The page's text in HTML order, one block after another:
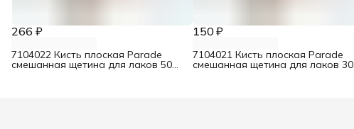
266 ₽
7104022 Кисть плоская Parade
смешанная щетина для лаков 50
150 ₽
7104021 Кисть плоская Parade
смешанная щетина для лаков 30